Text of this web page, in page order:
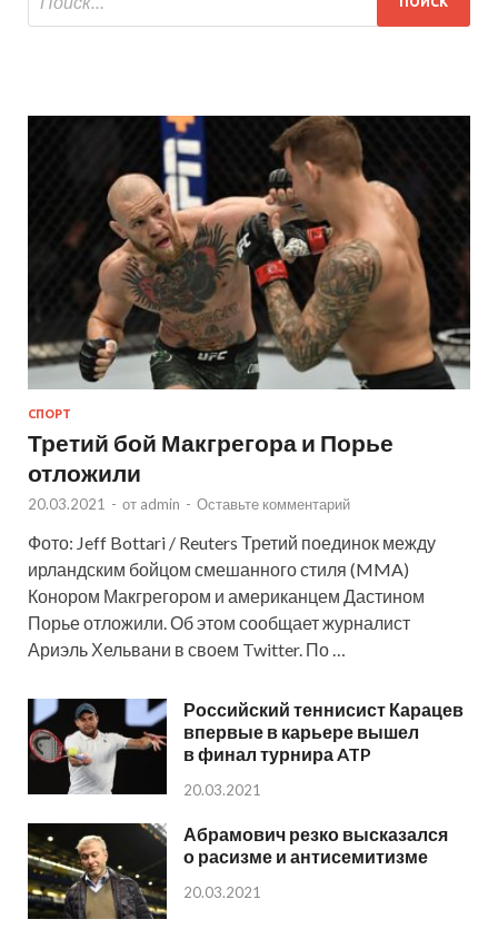
СПОРТ
Третий бой Макгрегора и Порье
отложили
20.03.2021 - от admin - Оставьте комментарий
Фото: Jeff Bottari / Reuters Третий поединок между
ирландским бойцом смешанного стиля (MMA)
Конором Макгрегором и американцем Дастином
Порье отложили. Об этом сообщает журналист
Ариэль Хельвани в своем Twitter. По …
Российский теннисист Карацев
впервые в карьере вышел
в финал турнира ATP
20.03.2021
Абрамович резко высказался
о расизме и антисемитизме
20.03.2021